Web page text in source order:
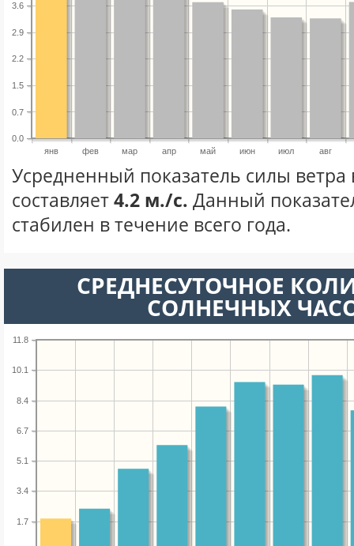
янв фев мар апр май июн июл авг
0.0
0.7
1.5
2.2
2.9
3.6
Усредненный показатель силы ветра
составляет4.2 м./с. Данный
стабилен в течение всего года.
СРЕДНЕСУТОЧНОЕ
СОЛНЕЧНЫХ
1.7
3.4
5.1
6.7
8.4
10.1
11.8